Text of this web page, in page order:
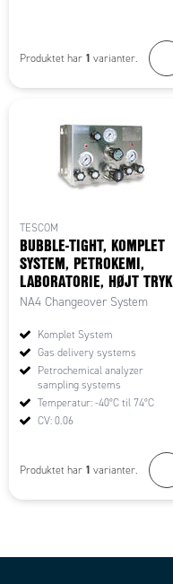
Produktet har 1 varianter.
TESCOM
BUBBLE-TIGHT, KOMPLET
SYSTEM, PETROKEMI,
LABORATORIE, HØJT TRYK
NA4 Changeover System
Komplet System
Gas delivery systems
Petrochemical analyzer
sampling systems
Temperatur: -40°C til 74°C
CV: 0.06
Produktet har 1 varianter.